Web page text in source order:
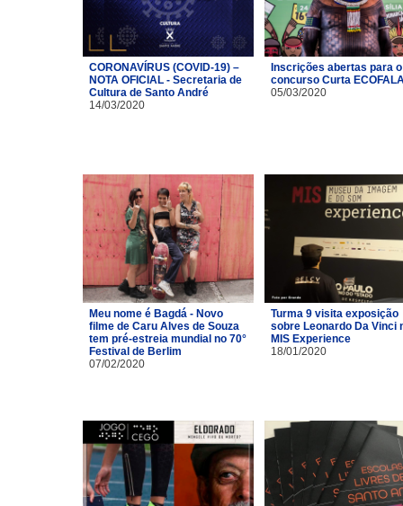
CORONAVÍRUS (COVID-19) –
NOTA OFICIAL - Secretaria de
Cultura de Santo André
14/03/2020
Inscrições abertas para o
concurso Curta
05/03/2020
Meu nome é Bagdá - Novo
filme de Caru Alves de Souza
tem pré-estreia mundial no 70°
Festival de Berlim
07/02/2020
Turma 9 visita exposição
sobre Leonardo Da Vinci
MIS Experience
18/01/2020